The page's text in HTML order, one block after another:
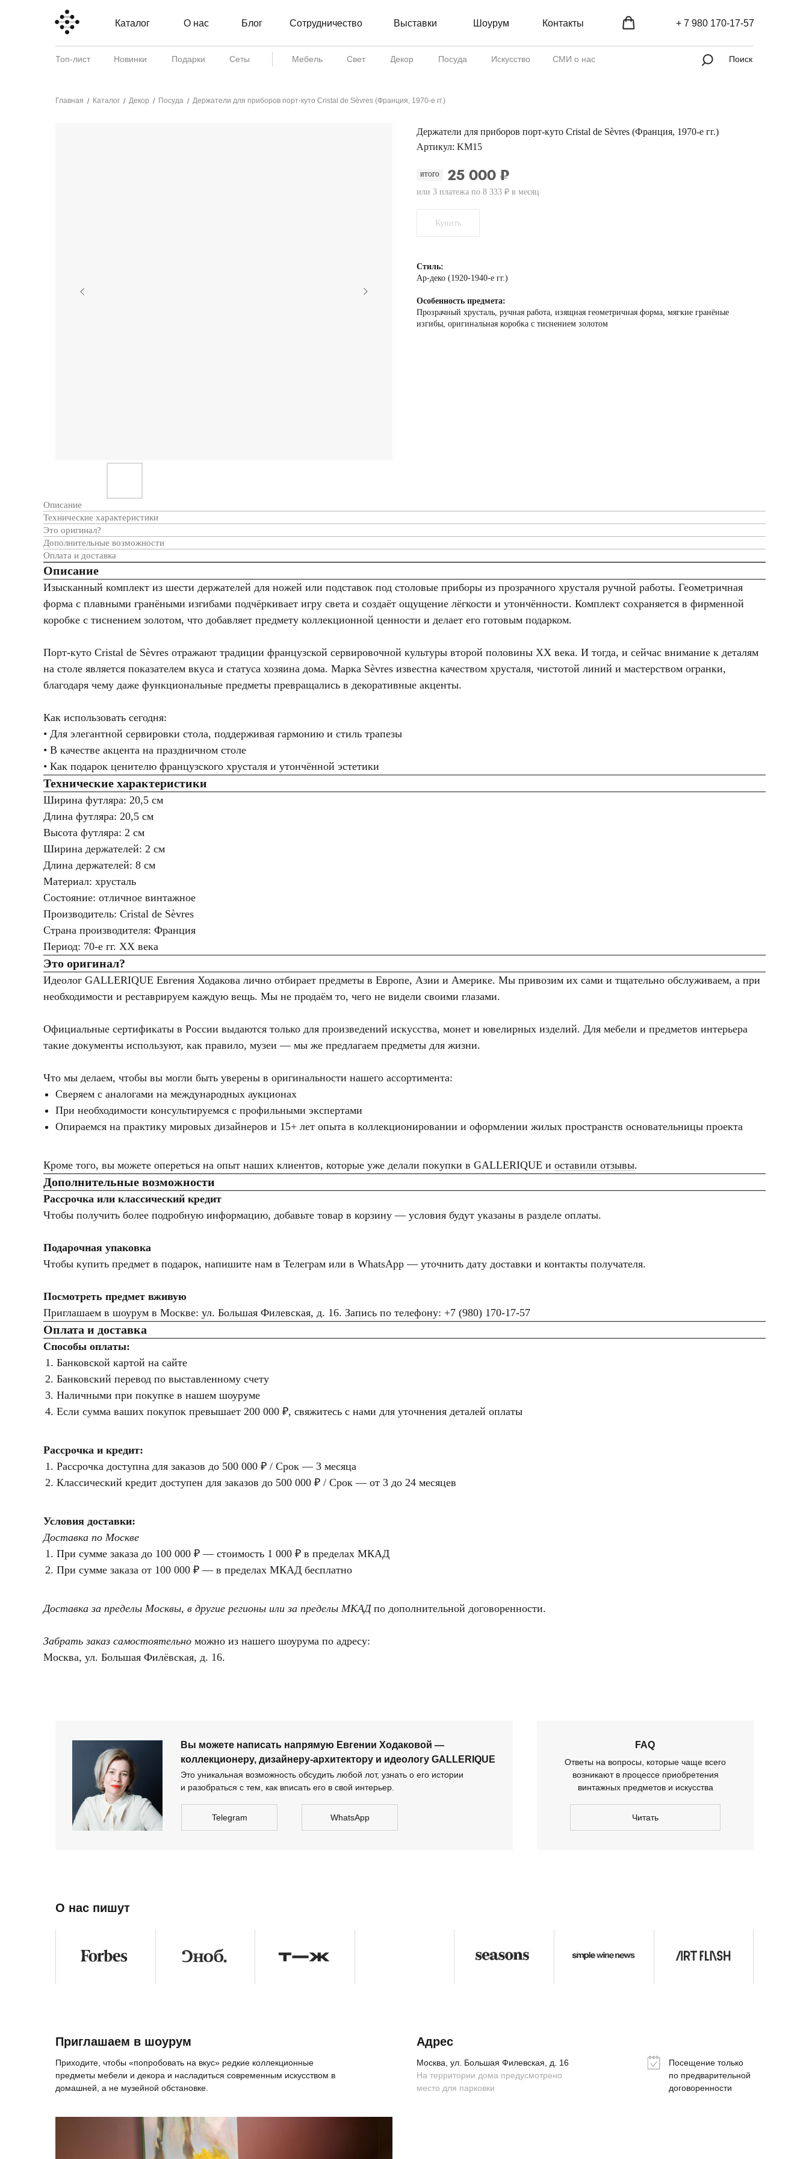
Каталог О нас Блог Выставки
Сотрудничество Шоурум Контакты
Новинки Подарки
Топ-лист Искусство СМИ о нас
Посуда
Декор
Свет
Мебель
Сеты Поиск
+ 7 980 170-17-57
Главная / Каталог / Декор / Посуда / Держатели для приборов порт-куто Cristal de Sèvres (Франция, 1970-е гг.)
Держатели для приборов порт-куто Cristal de Sèvres (Франция, 1970-е гг.)
Артикул: KM15
ИТОГО 25 000 ₽
или 3 платежа по 8 333 ₽ в месяц
Купить
Стиль:
Ар-деко (1920-1940-е гг.)
Особенность предмета:
Прозрачный хрусталь, ручная работа, изящная геометричная форма, мягкие гранёные
изгибы, оригинальная коробка с тиснением золотом
Описание
Технические характеристики
Это оригинал?
Дополнительные возможности
Оплата и доставка
Описание
Изысканный комплект из шести держателей для ножей или подставок под столовые приборы из прозрачного хрусталя ручной работы. Геометричная
форма с плавными гранёными изгибами подчёркивает игру света и создаёт ощущение лёгкости и утончённости. Комплект сохраняется в фирменной
коробке с тиснением золотом, что добавляет предмету коллекционной ценности и делает его готовым подарком.
Порт-куто Cristal de Sèvres отражают традиции французской сервировочной культуры второй половины XX века. И тогда, и сейчас внимание к деталям
на столе является показателем вкуса и статуса хозяина дома. Марка Sèvres известна качеством хрусталя, чистотой линий и мастерством огранки,
благодаря чему даже функциональные предметы превращались в декоративные акценты.
Как использовать сегодня:
• Для элегантной сервировки стола, поддерживая гармонию и стиль трапезы
• В качестве акцента на праздничном столе
• Как подарок ценителю французского хрусталя и утончённой эстетики
Технические характеристики
Ширина футляра: 20,5 см
Длина футляра: 20,5 см
Высота футляра: 2 см
Ширина держателей: 2 см
Длина держателей: 8 см
Материал: хрусталь
Состояние: отличное винтажное
Производитель: Cristal de Sèvres
Страна производителя: Франция
Период: 70-е гг. XX века
Это оригинал?
Идеолог GALLERIQUE Евгения Ходакова лично отбирает предметы в Европе, Азии и Америке. Мы привозим их сами и тщательно обслуживаем, а при
необходимости и реставрируем каждую вещь. Мы не продаём то, чего не видели своими глазами.
Официальные сертификаты в России выдаются только для произведений искусства, монет и ювелирных изделий. Для мебели и предметов интерьера
такие документы используют, как правило, музеи — мы же предлагаем предметы для жизни.
Что мы делаем, чтобы вы могли быть уверены в оригинальности нашего ассортимента:
Сверяем с аналогами на международных аукционах
При необходимости консультируемся с профильными экспертами
Опираемся на практику мировых дизайнеров и 15+ лет опыта в коллекционировании и оформлении жилых пространств основательницы проекта
Кроме того, вы можете опереться на опыт наших клиентов, которые уже делали покупки в GALLERIQUE и оставили отзывы.
Дополнительные возможности
Рассрочка или классический кредит
Чтобы получить более подробную информацию, добавьте товар в корзину — условия будут указаны в разделе оплаты.
Подарочная упаковка
Чтобы купить предмет в подарок, напишите нам в Телеграм или в WhatsApp — уточнить дату доставки и контакты получателя.
Посмотреть предмет вживую
Приглашаем в шоурум в Москве: ул. Большая Филевская, д. 16. Запись по телефону: +7 (980) 170-17-57
Оплата и доставка
Способы оплаты:
Банковской картой на сайте
Банковский перевод по выставленному счету
Наличными при покупке в нашем шоуруме
Если сумма ваших покупок превышает 200 000 ₽, свяжитесь с нами для уточнения деталей оплаты
Рассрочка и кредит:
Рассрочка доступна для заказов до 500 000 ₽ / Срок — 3 месяца
Классический кредит доступен для заказов до 500 000 ₽ / Срок — от 3 до 24 месяцев
Условия доставки:
Доставка по Москве
При сумме заказа до 100 000 ₽ — стоимость 1 000 ₽ в пределах МКАД
При сумме заказа от 100 000 ₽ — в пределах МКАД бесплатно
Доставка за пределы Москвы, в другие регионы или за пределы МКАДпо дополнительной договоренности.
Забрать заказ самостоятельно можно из нашего шоурума по адресу:
Москва, ул. Большая Филёвская, д. 16.
Telegram WhatsApp
Это уникальная возможность обсудить любой лот, узнать о его истории
и разобраться с тем, как вписать его в свой интерьер.
FAQ
Ответы на вопросы, которые чаще всего
возникают в процессе приобретения
винтажных предметов и искусства
Вы можете написать напрямую Евгении Ходаковой —
коллекционеру, дизайнеру-архитектору и идеологу GALLERIQUE
+ 7 980 170-17-57
Посещение только
по предварительной
договоренности
Москва, ул. Большая Филевская, д. 16
Адрес
Приглашаем в шоурум
Читать
На территории дома предусмотрено
место для парковки
О нас пишут
Приходите, чтобы «попробовать на вкус» редкие коллекционные
предметы мебели и декора и насладиться современным искусством в
домашней, а не музейной обстановке.